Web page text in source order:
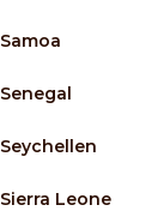
Samoa
Senegal
Seychellen
Sierra Leone